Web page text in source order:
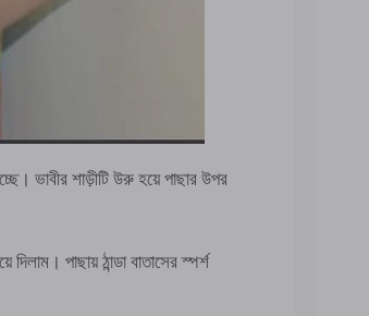
ভাবীর শাড়ীটি উরু হয়ে পাছার উপর
পাছায় ঠান্ডা বাতাসের স্পর্শ